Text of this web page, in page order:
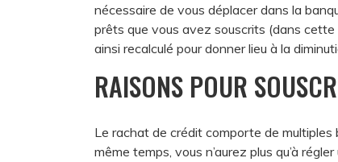
nécessaire de vous déplacer dans la
prêts que vous avez souscrits (dans cette
ainsi recalculé pour donner lieu à la
RAISONS POUR
Le rachat de crédit comporte de
même temps, vous n’aurez plus qu’à